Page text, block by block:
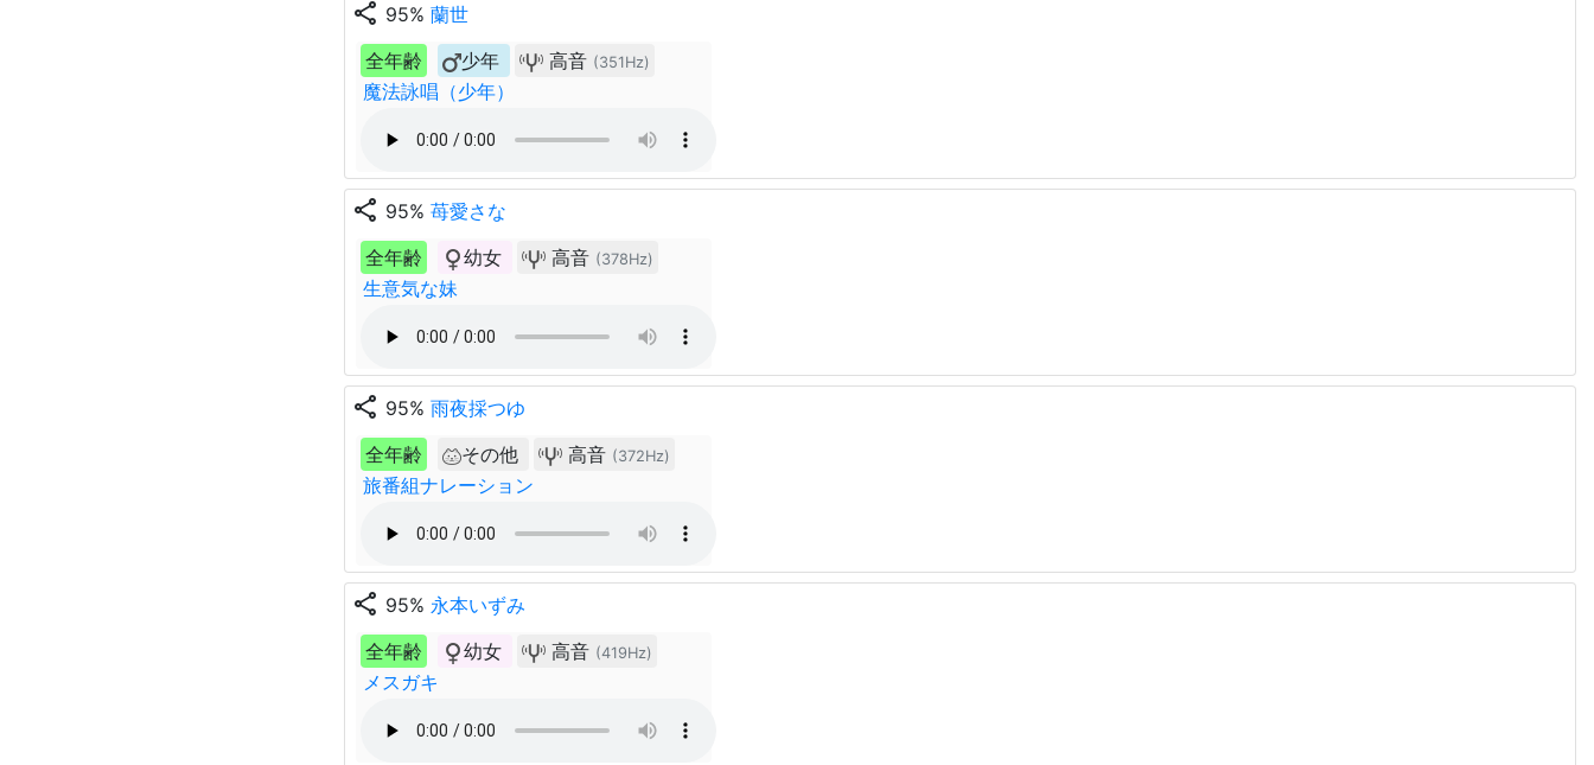
share 95% 蘭世
全年齢
少年 高音 (351Hz)
魔法詠唱（少年）
share 95% 苺愛さな
全年齢
幼女 高音 (378Hz)
生意気な妹
share 95% 雨夜採つゆ
全年齢
その他 高音 (372Hz)
旅番組ナレーション
share 95% 永本いずみ
全年齢
幼女 高音 (419Hz)
メスガキ